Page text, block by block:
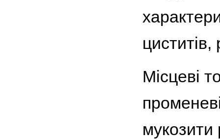
циститів,
Місцеві
мукозити